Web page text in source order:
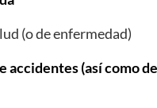
(o de enfermedad)
accidentes (así como de